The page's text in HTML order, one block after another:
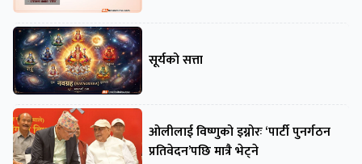
सूर्यको सत्ता
ओलीलाई विष्णुको इग्नोरः ‘पार्टी पुनर्गठन
प्रतिवेदन’पछि मात्रै भेट्ने